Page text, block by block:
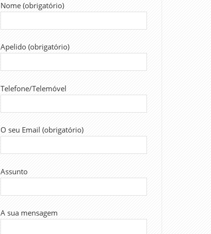
Nome (obrigatório)
Apelido (obrigatório)
Telefone/Telemóvel
O seu Email (obrigatório)
Assunto
A sua mensagem